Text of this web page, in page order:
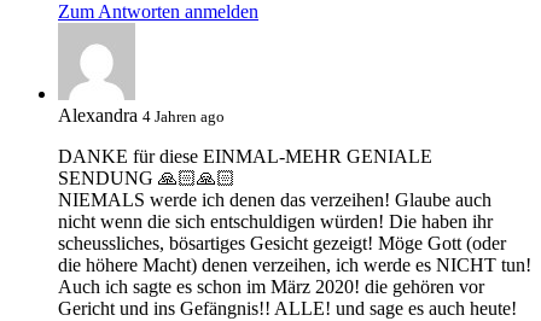
Zum Antworten anmelden
Alexandra 4 Jahren ago
DANKE für diese EINMAL-MEHR GENIALE
SENDUNG 🙏🏻🙏🏻
NIEMALS werde ich denen das verzeihen! Glaube auch
nicht wenn die sich entschuldigen würden! Die haben ihr
scheussliches, bösartiges Gesicht gezeigt! Möge Gott (oder
die höhere Macht) denen verzeihen, ich werde es NICHT tun!
Auch ich sagte es schon im März 2020! die gehören vor
Gericht und ins Gefängnis!! ALLE! und sage es auch heute!